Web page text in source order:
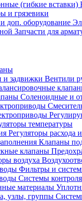
и грязевики
Запчасти для
Вентили
Соленоидные и
температуры
Регуляторы расхода
Клапаны
Фильтры и
Системы